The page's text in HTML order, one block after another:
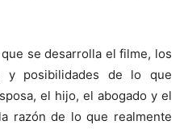
se desarrolla el filme, los
y posibilidades de lo que
el hijo, el abogado y el
razón de lo que realmente